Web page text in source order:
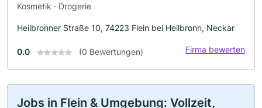
Kosmetik · Drogerie
Heilbronner Straße 10, 74223 Flein bei Heilbronn, Neckar
0.0 (0 Bewertungen) Firma bewerten
Jobs in Flein & Umgebung: Vollzeit,